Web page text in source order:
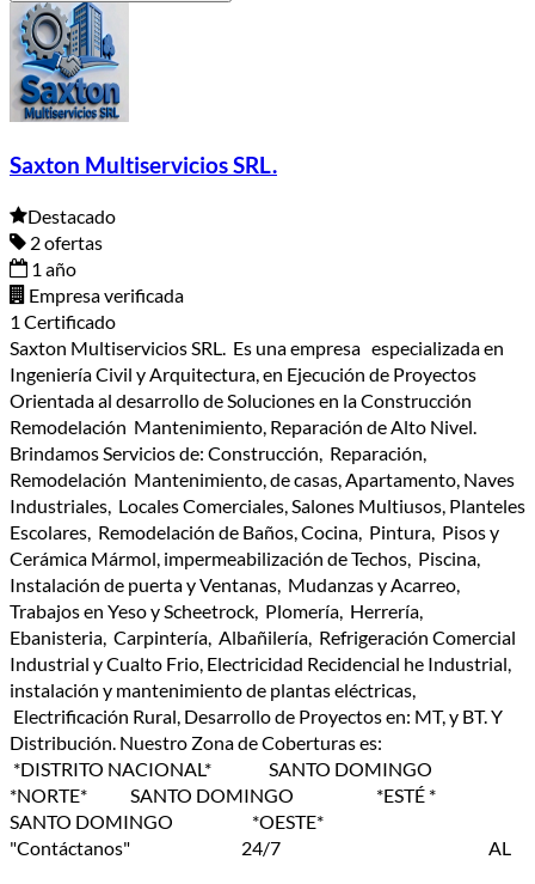
Saxton Multiservicios SRL.
Destacado
2 ofertas
1 año
Empresa verificada
1 Certificado
Saxton Multiservicios SRL. Es una empresa especializada en
Ingeniería Civil y Arquitectura, en Ejecución de Proyectos
Orientada al desarrollo de Soluciones en la Construcción
Remodelación Mantenimiento, Reparación de Alto Nivel.
Brindamos Servicios de: Construcción, Reparación,
Remodelación Mantenimiento, de casas, Apartamento, Naves
Industriales, Locales Comerciales, Salones Multiusos, Planteles
Escolares, Remodelación de Baños, Cocina, Pintura, Pisos y
Cerámica Mármol, impermeabilización de Techos, Piscina,
Instalación de puerta y Ventanas, Mudanzas y Acarreo,
Trabajos en Yeso y Scheetrock, Plomería, Herrería,
Ebanisteria, Carpintería, Albañilería, Refrigeración Comercial
Industrial y Cualto Frio, Electricidad Recidencial he Industrial,
instalación y mantenimiento de plantas eléctricas,
Electrificación Rural, Desarrollo de Proyectos en: MT, y BT. Y
Distribución. Nuestro Zona de Coberturas es:
*DISTRITO NACIONAL* SANTO DOMINGO
*NORTE* SANTO DOMINGO *ESTÉ *
SANTO DOMINGO *OESTE*
"Contáctanos" 24/7 AL